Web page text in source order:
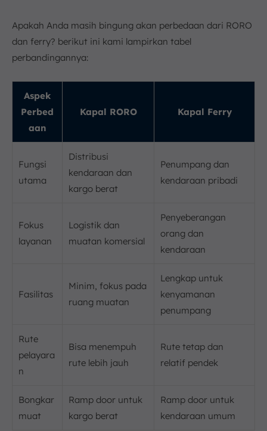
Apakah Anda masih bingung akan perbedaan dari RORO
dan ferry? berikut ini kami lampirkan tabel
perbandingannya:
Aspek
Perbed
aan
Kapal RORO Kapal Ferry
Fungsi
utama
Distribusi
kendaraan dan
kargo berat
Penumpang dan
kendaraan pribadi
Fokus
layanan
Logistik dan
muatan komersial
Penyeberangan
orang dan
kendaraan
Fasilitas
Minim, fokus pada
ruang muatan
Lengkap untuk
kenyamanan
penumpang
Rute
pelayara
n
Bisa menempuh
rute lebih jauh
Rute tetap dan
relatif pendek
Bongkar
muat
Ramp door untuk
kargo berat
Ramp door untuk
kendaraan umum